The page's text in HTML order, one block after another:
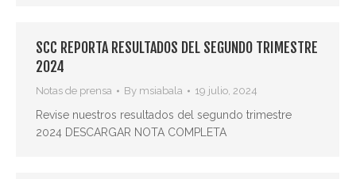
SCC REPORTA RESULTADOS DEL SEGUNDO TRIMESTRE
2024
Notas de prensa By msiabala 19 julio, 2024
Revise nuestros resultados del segundo trimestre
2024 DESCARGAR NOTA COMPLETA